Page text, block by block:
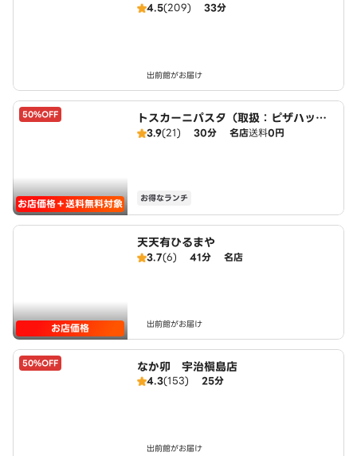
4.5(209) 33分
出前館がお届け
50%OFF
お店価格＋送料無料対象
トスカーニパスタ（取扱：ピザハット
宇治小倉店）
3.9(21) 30分 名店送料0円
お得なランチ
お店価格
天天有ひるまや
3.7(6) 41分 名店
出前館がお届け
50%OFF なか卯 宇治槇島店
4.3(153) 25分
出前館がお届け